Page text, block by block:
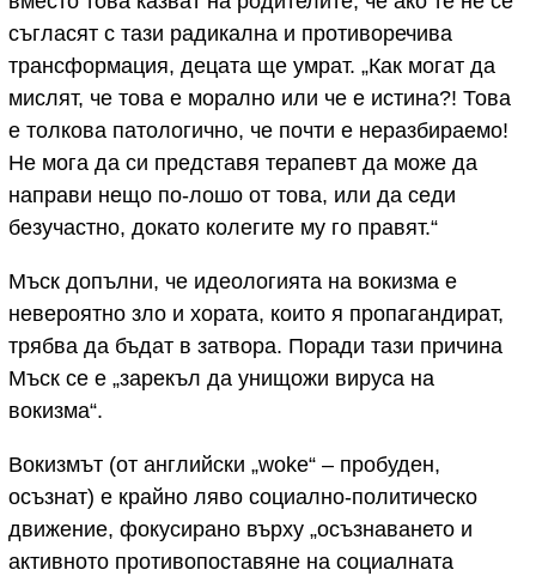
съгласят с тази радикална и противоречива
трансформация, децата ще умрат. „Как могат да
мислят, че това е морално или че е истина?! Това
е толкова патологично, че почти е неразбираемо!
Не мога да си представя терапевт да може да
направи нещо по-лошо от това, или да седи
безучастно, докато колегите му го правят.“
Мъск допълни, че идеологията на вокизма е
невероятно зло и хората, които я пропагандират,
трябва да бъдат в затвора. Поради тази причина
Мъск се е „зарекъл да унищожи вируса на
вокизма“.
Вокизмът (от английски „woke“ – пробуден,
осъзнат) е крайно ляво социално-политическо
движение, фокусирано върху „осъзнаването и
активното противопоставяне на социалната